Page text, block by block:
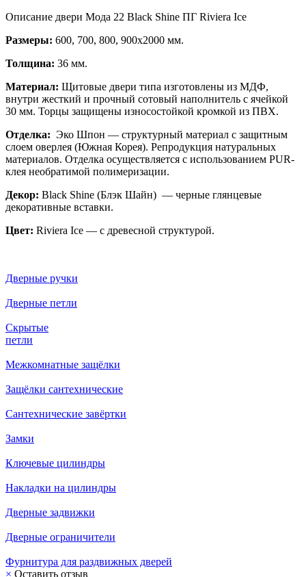
Описание двери Мода 22 Black Shine ПГ Riviera Ice
Размеры: 600, 700, 800, 900х2000 мм.
Толщина: 36 мм.
Материал: Щитовые двери типа изготовлены из МДФ,
внутри жесткий и прочный сотовый наполнитель с ячейкой
30 мм. Торцы защищены износостойкой кромкой из ПВХ.
Отделка: Эко Шпон — структурный материал с защитным
слоем оверлея (Южная Корея). Репродукция натуральных
материалов. Отделка осуществляется с использованием PUR-
клея необратимой полимеризации.
Декор: Black Shine (Блэк Шайн) — черные глянцевые
декоративные вставки.
Цвет: Riviera Ice — с древесной структурой.
Дверные ручки
Дверные петли
Скрытые
петли
Межкомнатные защёлки
Защёлки сантехнические
Сантехнические завёртки
Замки
Ключевые цилиндры
Накладки на цилиндры
Дверные задвижки
Дверные ограничители
Фурнитура для раздвижных дверей
× Оставить отзыв